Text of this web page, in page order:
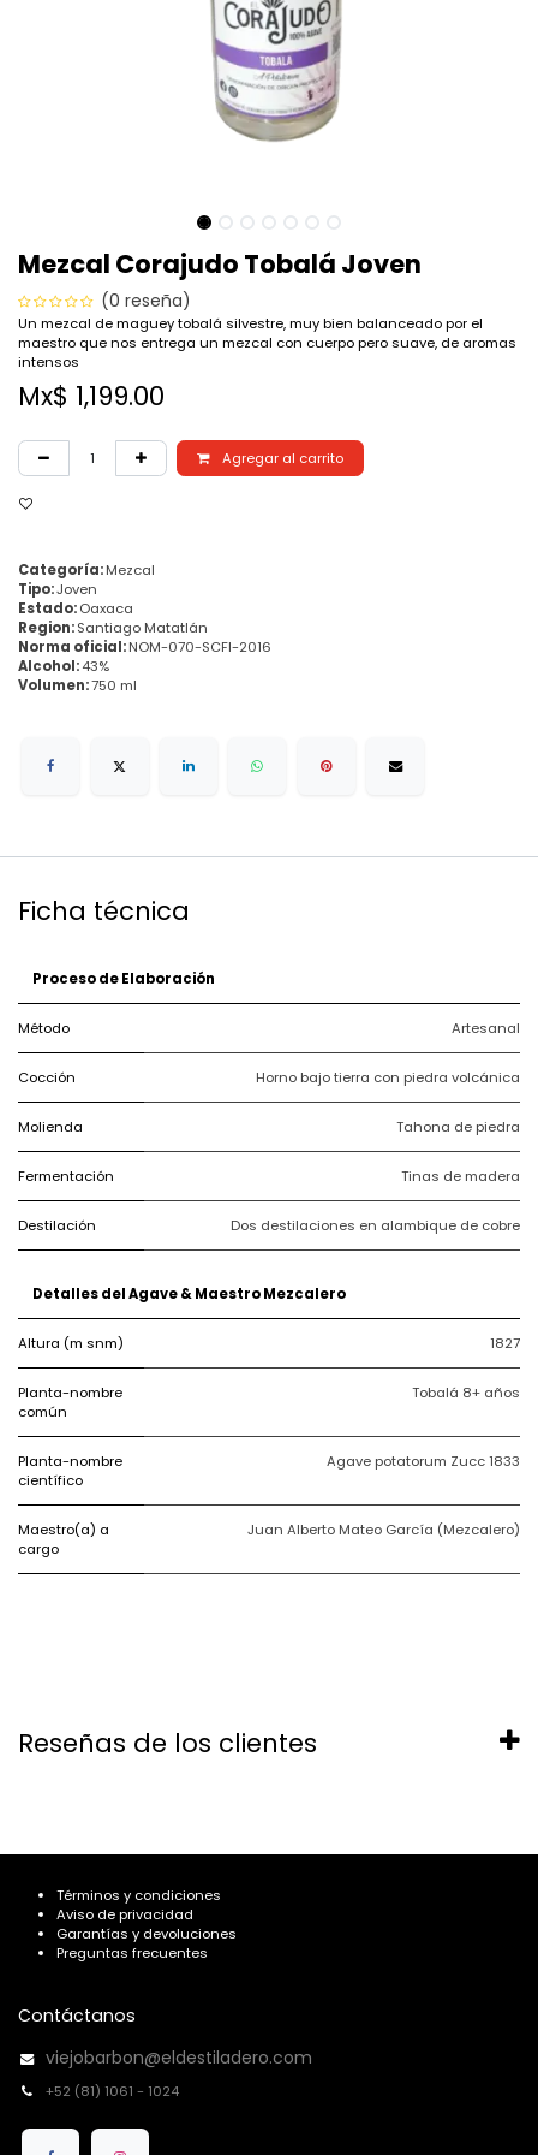
Mezcal Corajudo Tobalá Joven
(0 reseña)
Un mezcal de maguey tobalá silvestre, muy bien balanceado por el
maestro que nos entrega un mezcal con cuerpo pero suave, de aromas
intensos
Mx$ 1,199.00
Agregar al carrito
Categoría:Mezcal
Tipo:Joven
Estado:Oaxaca
Region:Santiago Matatlán
Norma oficial:NOM-070-SCFI-2016
Alcohol:43%
Volumen:750 ml
Ficha técnica
Proceso de Elaboración
Método Artesanal
Cocción Horno bajo tierra con piedra volcánica
Molienda Tahona de piedra
Fermentación Tinas de madera
Destilación Dos destilaciones en alambique de cobre
Detalles del Agave & Maestro Mezcalero
Altura (m snm) 1827
Planta-nombre
común
Tobalá 8+ años
Planta-nombre
científico
Agave potatorum Zucc 1833
Maestro(a) a
cargo
Juan Alberto Mateo García (Mezcalero)
Reseñas de los clientes
Términos y condiciones
Aviso de privacidad
Garantías y devoluciones
Preguntas frecuentes
Contáctanos
viejobarbon@eldestiladero.com
+52 (81) 1061 - 1024